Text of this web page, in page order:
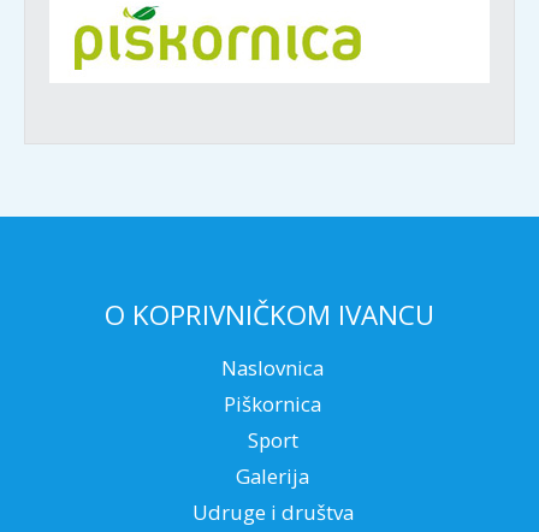
O KOPRIVNIČKOM IVANCU
Naslovnica
Piškornica
Sport
Galerija
Udruge i društva